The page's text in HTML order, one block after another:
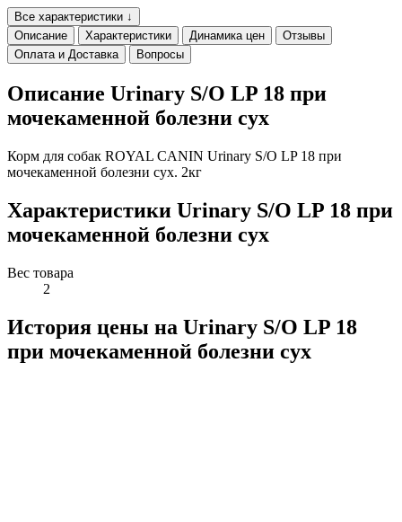
Все характеристики ↓
Описание
Характеристики Динамика цен
Отзывы
Оплата и Доставка
Вопросы
Описание Urinary S/O LP 18 при
мочекаменной болезни сух
Корм для собак ROYAL CANIN Urinary S/O LP 18 при
мочекаменной болезни сух. 2кг
Характеристики Urinary S/O LP 18 при
мочекаменной болезни сух
Вес товара
2
История цены на Urinary S/O LP 18
при мочекаменной болезни сух